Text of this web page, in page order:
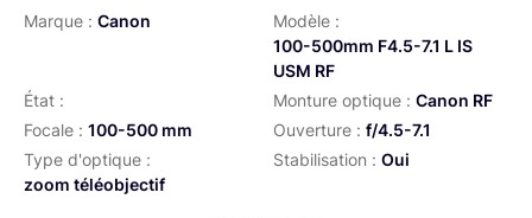
Marque : Canon
Modèle :
100-500mm F4.5-7.1 L IS
USM RF
État :
Monture optique : Canon RF
Focale : 100-500 mm Ouverture : f/4.5-7.1
Type d'optique :
zoom téléobjectif
Stabilisation : Oui